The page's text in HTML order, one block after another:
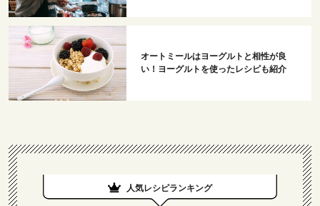
オートミールはヨーグルトと相性が良
い！ヨーグルトを使ったレシピも紹介
人気レシピランキング